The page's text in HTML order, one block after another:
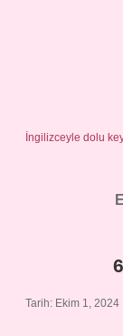
İngilizceyle dolu
Tarih: Ekim 1, 2024